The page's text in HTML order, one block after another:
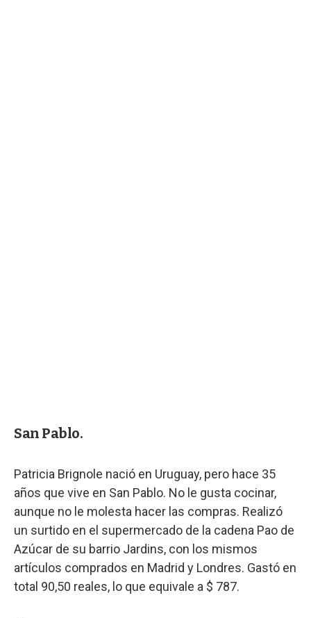
San Pablo.
Patricia Brignole nació en Uruguay, pero hace 35
años que vive en San Pablo. No le gusta cocinar,
aunque no le molesta hacer las compras. Realizó
un surtido en el supermercado de la cadena Pao de
Azúcar de su barrio Jardins, con los mismos
artículos comprados en Madrid y Londres. Gastó en
total 90,50 reales, lo que equivale a $ 787.